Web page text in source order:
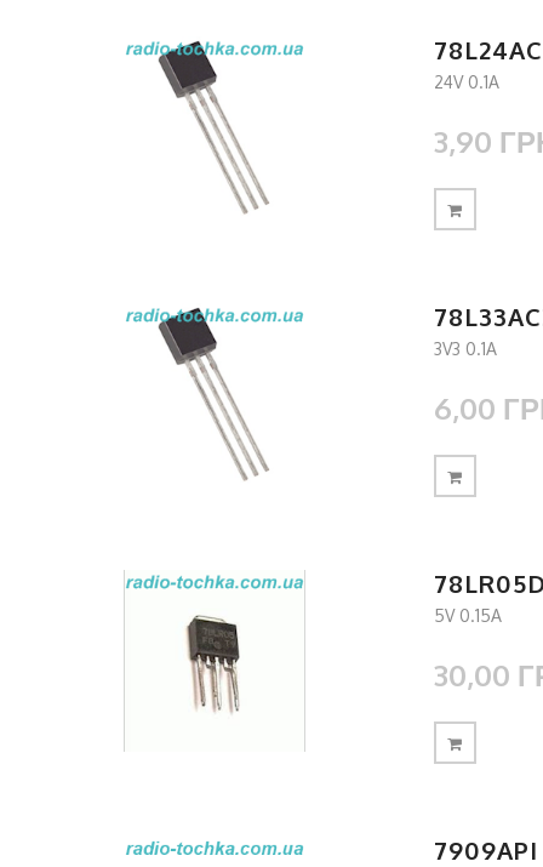
24V 0.1A
3,90
3V3 0.1A
6,00
78LR05D
5V 0.15A
30,00
7909API